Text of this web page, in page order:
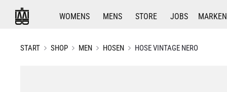
WOMENS MENS STORE JOBS MARKEN
START SHOP MEN HOSEN HOSE VINTAGE NERO